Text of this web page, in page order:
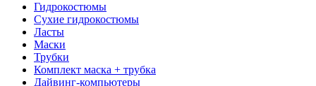
Гидрокостюмы
Сухие гидрокостюмы
Ласты
Маски
Трубки
Комплект маска + трубка
Дайвинг-компьютеры